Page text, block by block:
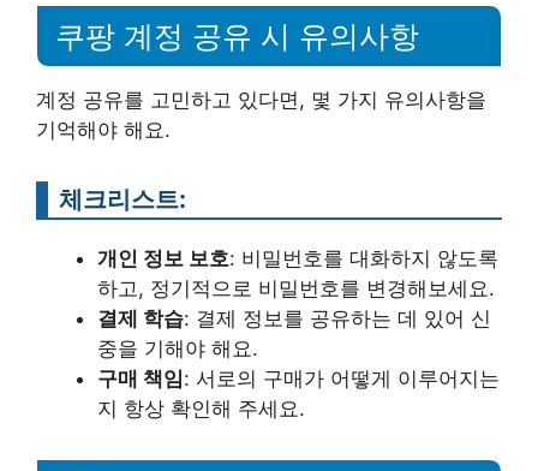
쿠팡 계정 공유 시 유의사항
계정 공유를 고민하고 있다면, 몇 가지 유의사항을
기억해야 해요.
체크리스트:
개인 정보 보호: 비밀번호를 대화하지 않도록
하고, 정기적으로 비밀번호를 변경해보세요.
결제 학습: 결제 정보를 공유하는 데 있어 신
중을 기해야 해요.
구매 책임: 서로의 구매가 어떻게 이루어지는
지 항상 확인해 주세요.